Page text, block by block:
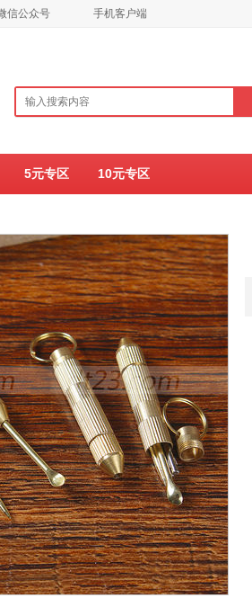
信公众号 手机客户端
5元专区 10元专区